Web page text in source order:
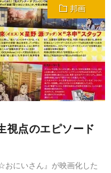
邦画
視点のエピソード
おにいさん』が映画化した